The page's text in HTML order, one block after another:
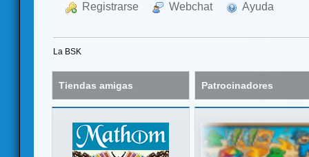
Registrarse Webchat Ayuda
La BSK
Tiendas amigas Patrocinadores